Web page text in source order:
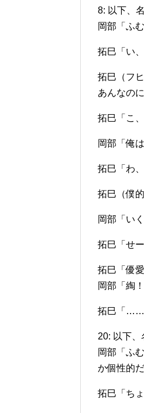
8: 以下、
岡部「ふ
拓巳「い
拓巳（フ
あんなの
拓巳「こ
岡部「俺
拓巳「わ
拓巳（僕
岡部「いく
拓巳「せ
拓巳「優愛
岡部「綯！
拓巳「
20: 以下
岡部「ふ
か個性的だ
拓巳「ち